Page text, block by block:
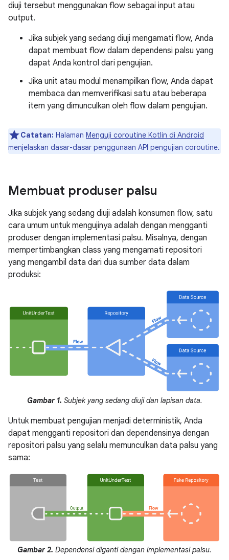
diuji tersebut menggunakan flow sebagai input atau
output.
Jika subjek yang sedang diuji mengamati flow, Anda
dapat membuat flow dalam dependensi palsu yang
dapat Anda kontrol dari pengujian.
Jika unit atau modul menampilkan flow, Anda dapat
membaca dan memverifikasi satu atau beberapa
item yang dimunculkan oleh flow dalam pengujian.
Catatan: Halaman Menguji coroutine Kotlin di Android
menjelaskan dasar-dasar penggunaan API pengujian coroutine.
Membuat produser palsu
Jika subjek yang sedang diuji adalah konsumen flow, satu
cara umum untuk mengujinya adalah dengan mengganti
produser dengan implementasi palsu. Misalnya, dengan
mempertimbangkan class yang mengamati repositori
yang mengambil data dari dua sumber data dalam
produksi:
Gambar 1. Subjek yang sedang diuji dan lapisan data.
Untuk membuat pengujian menjadi deterministik, Anda
dapat mengganti repositori dan dependensinya dengan
repositori palsu yang selalu memunculkan data palsu yang
sama:
Gambar 2. Dependensi diganti dengan implementasi palsu.